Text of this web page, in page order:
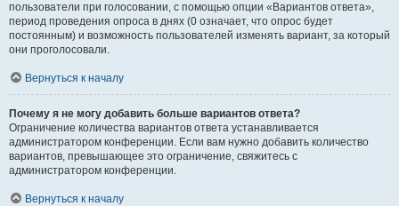
пользователи при голосовании, с помощью опции «Вариантов ответа»,
период проведения опроса в днях (0 означает, что опрос будет
постоянным) и возможность пользователей изменять вариант, за который
они проголосовали.
Вернуться к началу
Почему я не могу добавить больше вариантов ответа?
Ограничение количества вариантов ответа устанавливается
администратором конференции. Если вам нужно добавить количество
вариантов, превышающее это ограничение, свяжитесь с
администратором конференции.
Вернуться к началу